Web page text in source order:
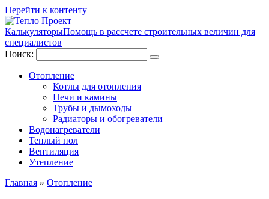
Перейти к контенту
КалькуляторыПомощь в рассчете строительных величин для
специалистов
Поиск:
Отопление
Котлы для отопления
Печи и камины
Трубы и дымоходы
Радиаторы и обогреватели
Водонагреватели
Теплый пол
Вентиляция
Утепление
Главная » Отопление